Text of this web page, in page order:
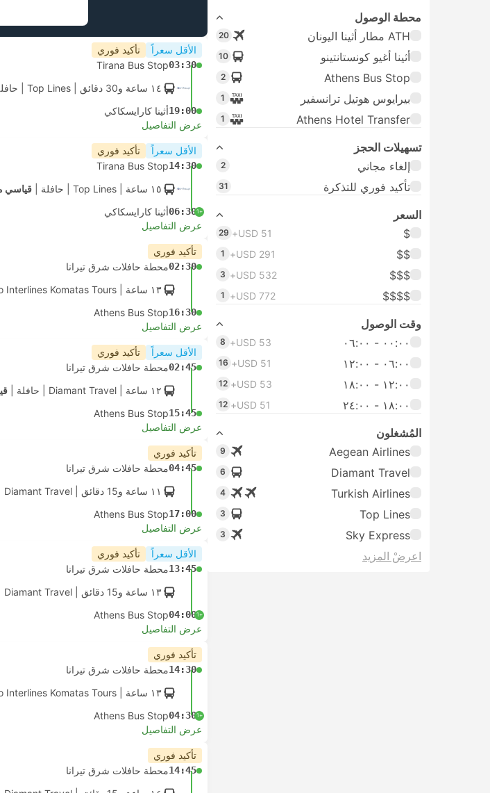
محطة الوصول
ATH مطار أثينا اليونان
20
أثينا أغيو كونستانتينو 10
Athens Bus Stop
2
بيرايوس هوتيل ترانسفير 1
Athens Hotel Transfer
1
تسهيلات الحجز
إلغاء مجاني
2
تأكيد فوري للتذكرة 31
السعر
$
USD 51+
29
$$
USD 291+
1
$$$
USD 532+
3
$$$$
USD 772+
1
وقت الوصول
٠٠:٠٠ ‏- ٠٦:٠٠
USD 53+
8
٠٦:٠٠ ‏- ١٢:٠٠ USD 51+
16
١٢:٠٠ ‏- ١٨:٠٠ USD 53+
12
١٨:٠٠ ‏-‏ ٢٤:٠٠ USD 51+
12
المُشغلون
Aegean Airlines
9
Diamant Travel
6
Turkish Airlines
4
Top Lines
3
Sky Express
3
اعرضْ المزيد
الأقل سعراً تأكيد فوري
03:30
Tirana Bus Stop
١٤ ساعة و‫30 دقائق
19:00أثينا كارايسكاكي
عرض التفاصيل
الأقل سعراً تأكيد فوري
14:30
Tirana Bus Stop
١٥ ساعة
حافلة قياسي
+1
06:30أثينا كارايسكاكي
عرض التفاصيل
تأكيد فوري
02:30محطة حافلات شرق تيرانا
١٣ ساعة
16:30
Athens Bus Stop
عرض التفاصيل
الأقل سعراً تأكيد فوري
02:45محطة حافلات شرق تيرانا
١٢ ساعة
حافلة
15:45
Athens Bus Stop
عرض التفاصيل
تأكيد فوري
04:45محطة حافلات شرق تيرانا
١١ ساعة و‫15 دقائق
17:00
Athens Bus Stop
عرض التفاصيل
الأقل سعراً تأكيد فوري
13:45محطة حافلات شرق تيرانا
١٣ ساعة و‫15 دقائق
+1
04:00
Athens Bus Stop
عرض التفاصيل
تأكيد فوري
14:30محطة حافلات شرق تيرانا
١٣ ساعة
+1
04:30
Athens Bus Stop
عرض التفاصيل
تأكيد فوري
14:45محطة حافلات شرق تيرانا